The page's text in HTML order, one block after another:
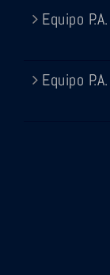
Equipo P.A.
Equipo P.A.